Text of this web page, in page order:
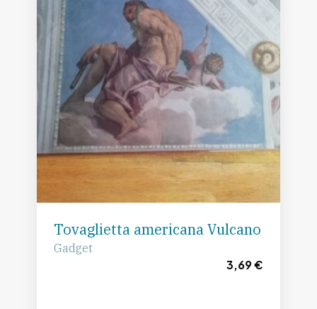
Tovaglietta americana Vulcano
Gadget
3,69 €